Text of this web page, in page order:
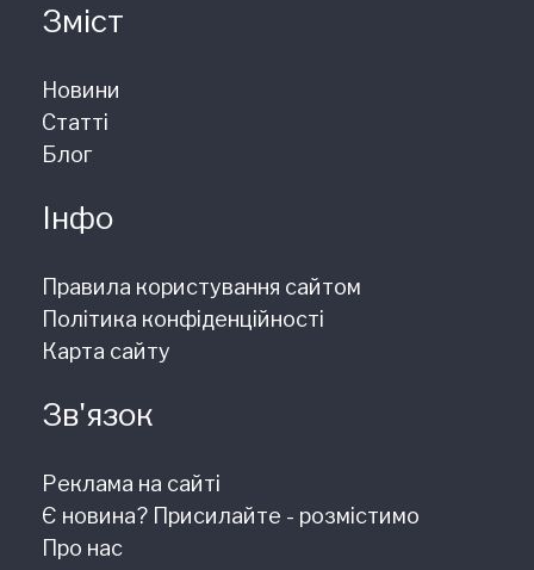
Зміст
Новини
Статті
Блог
Інфо
Правила користування сайтом
Політика конфіденційності
Карта сайту
Зв'язок
Реклама на сайті
Є новина? Присилайте - розмістимо
Про нас